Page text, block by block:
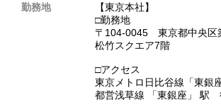
勤務地
【東京本社】
□勤務地
〒104-0045 東京都中央区
松竹スクエア7階
□アクセス
東京メトロ日比谷線「東
都営浅草線 「東銀座」 駅